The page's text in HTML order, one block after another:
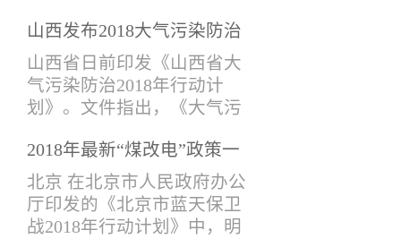
部、项目管理部、采购售后
部、综合管理部等人员参加
了此次会议。会议主要围绕
各个议题进行了热烈的讨
论。各部门人员分别对2018
年上半年工作做了系统的总
结和分...
会同有关部门提出《打赢蓝
天保卫战三年行动计划》
（下称《三年行动计划》）
的建议稿，在6月13日国务院
将于近期印发。6月13日，李
上表示，蓝天保卫战是污染
防治攻坚战的重中之重，各
级政府要严格环境执法，确
山西发布2018大气污染防治
计划， 10月前完成钢铁、锅
炉等行业提标改造！
山西省日前印发《山西省大
气污染防治2018年行动计
划》。文件指出，《大气污
目标已完成，但空气质量形
势依然严峻，必须以最坚定
的决心、最严格的制度、最
有力的措施，进一步深入推
2018年最新“煤改电”政策一
览
北京 在北京市人民政府办公
厅印发的《北京市蓝天保卫
战2018年行动计划》中，明